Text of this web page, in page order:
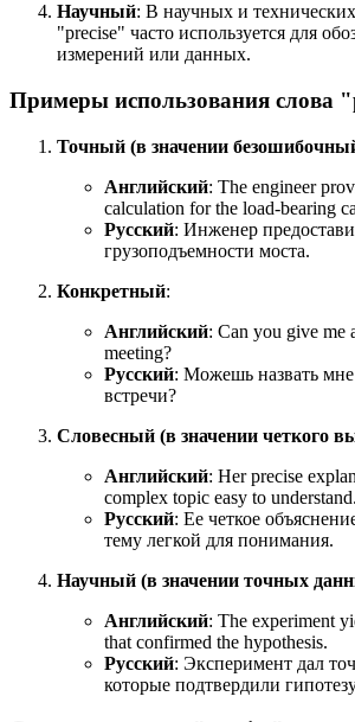
Научный: В научных и
"precise" часто используется для
измерений или данных.
Примеры использования слова
Точный (в значении
Английский: The engineer
calculation for the load-bearing
Русский: Инженер
грузоподъемности моста.
Конкретный:
Английский: Can you give me
meeting?
Русский: Можешь назвать
встречи?
Словесный (в значении четкого
Английский: Her precise
complex topic easy to understand.
Русский: Ее четкое
тему легкой для понимания.
Научный (в значении точных
Английский: The experiment
that confirmed the hypothesis.
Русский: Эксперимент дал
которые подтвердили